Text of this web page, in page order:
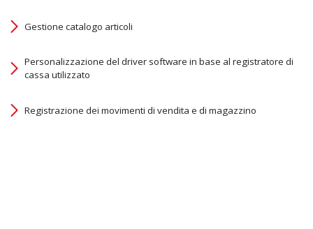
Gestione catalogo articoli
Personalizzazione del driver software in base al registratore di
cassa utilizzato
Registrazione dei movimenti di vendita e di magazzino